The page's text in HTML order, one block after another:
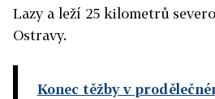
Lazy a leží 25 kilometrů
Ostravy.
Konec těžby v